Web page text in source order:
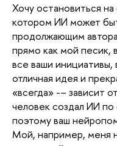
Хочу остановиться
котором ИИ может
продолжающим
прямо как мой песик,
все ваши инициативы,
отличная идея и
«всегда» -– зависит
человек создал ИИ
поэтому ваш
Мой, например, меня